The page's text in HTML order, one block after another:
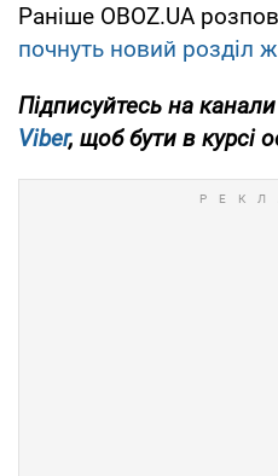
Раніше OBOZ.UA
почнуть новий розділ
Підписуйтесь на
Viber, щоб бути в курсі